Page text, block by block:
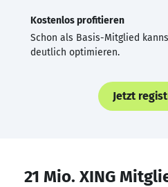
Kostenlos profitieren
Schon als Basis-Mitglied
deutlich optimieren.
Jetzt
21 Mio. XING